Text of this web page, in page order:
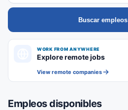
Buscar empleos
WORK FROM ANYWHERE
Explore remote jobs
View remote companies
Empleos disponibles